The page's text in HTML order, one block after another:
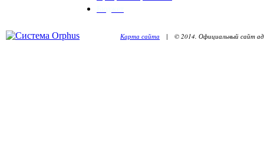
Карта сайта | © 2014. Официальный сайт